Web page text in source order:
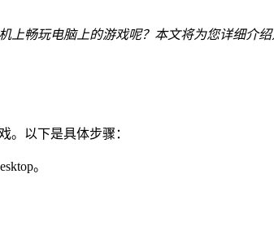
畅玩电脑上的游戏呢？本文将为您详细介
。以下是具体步骤：
。